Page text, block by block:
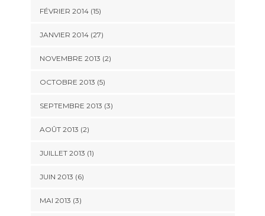
FÉVRIER 2014 (15)
JANVIER 2014 (27)
NOVEMBRE 2013 (2)
OCTOBRE 2013 (5)
SEPTEMBRE 2013 (3)
AOÛT 2013 (2)
JUILLET 2013 (1)
JUIN 2013 (6)
MAI 2013 (3)